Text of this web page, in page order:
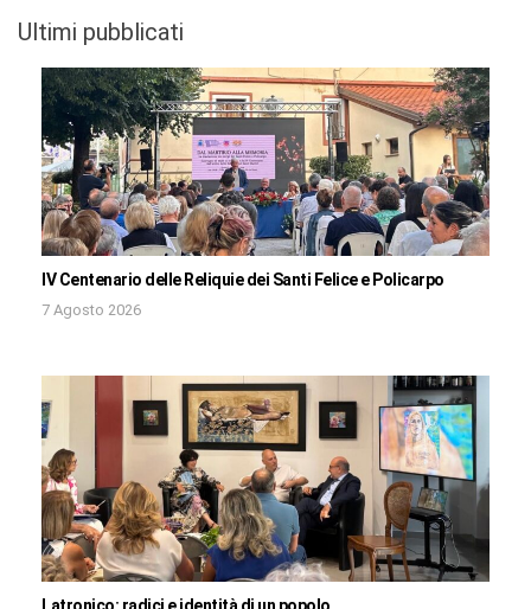
Ultimi pubblicati
IV Centenario delle Reliquie dei Santi Felice e Policarpo
7 Agosto 2026